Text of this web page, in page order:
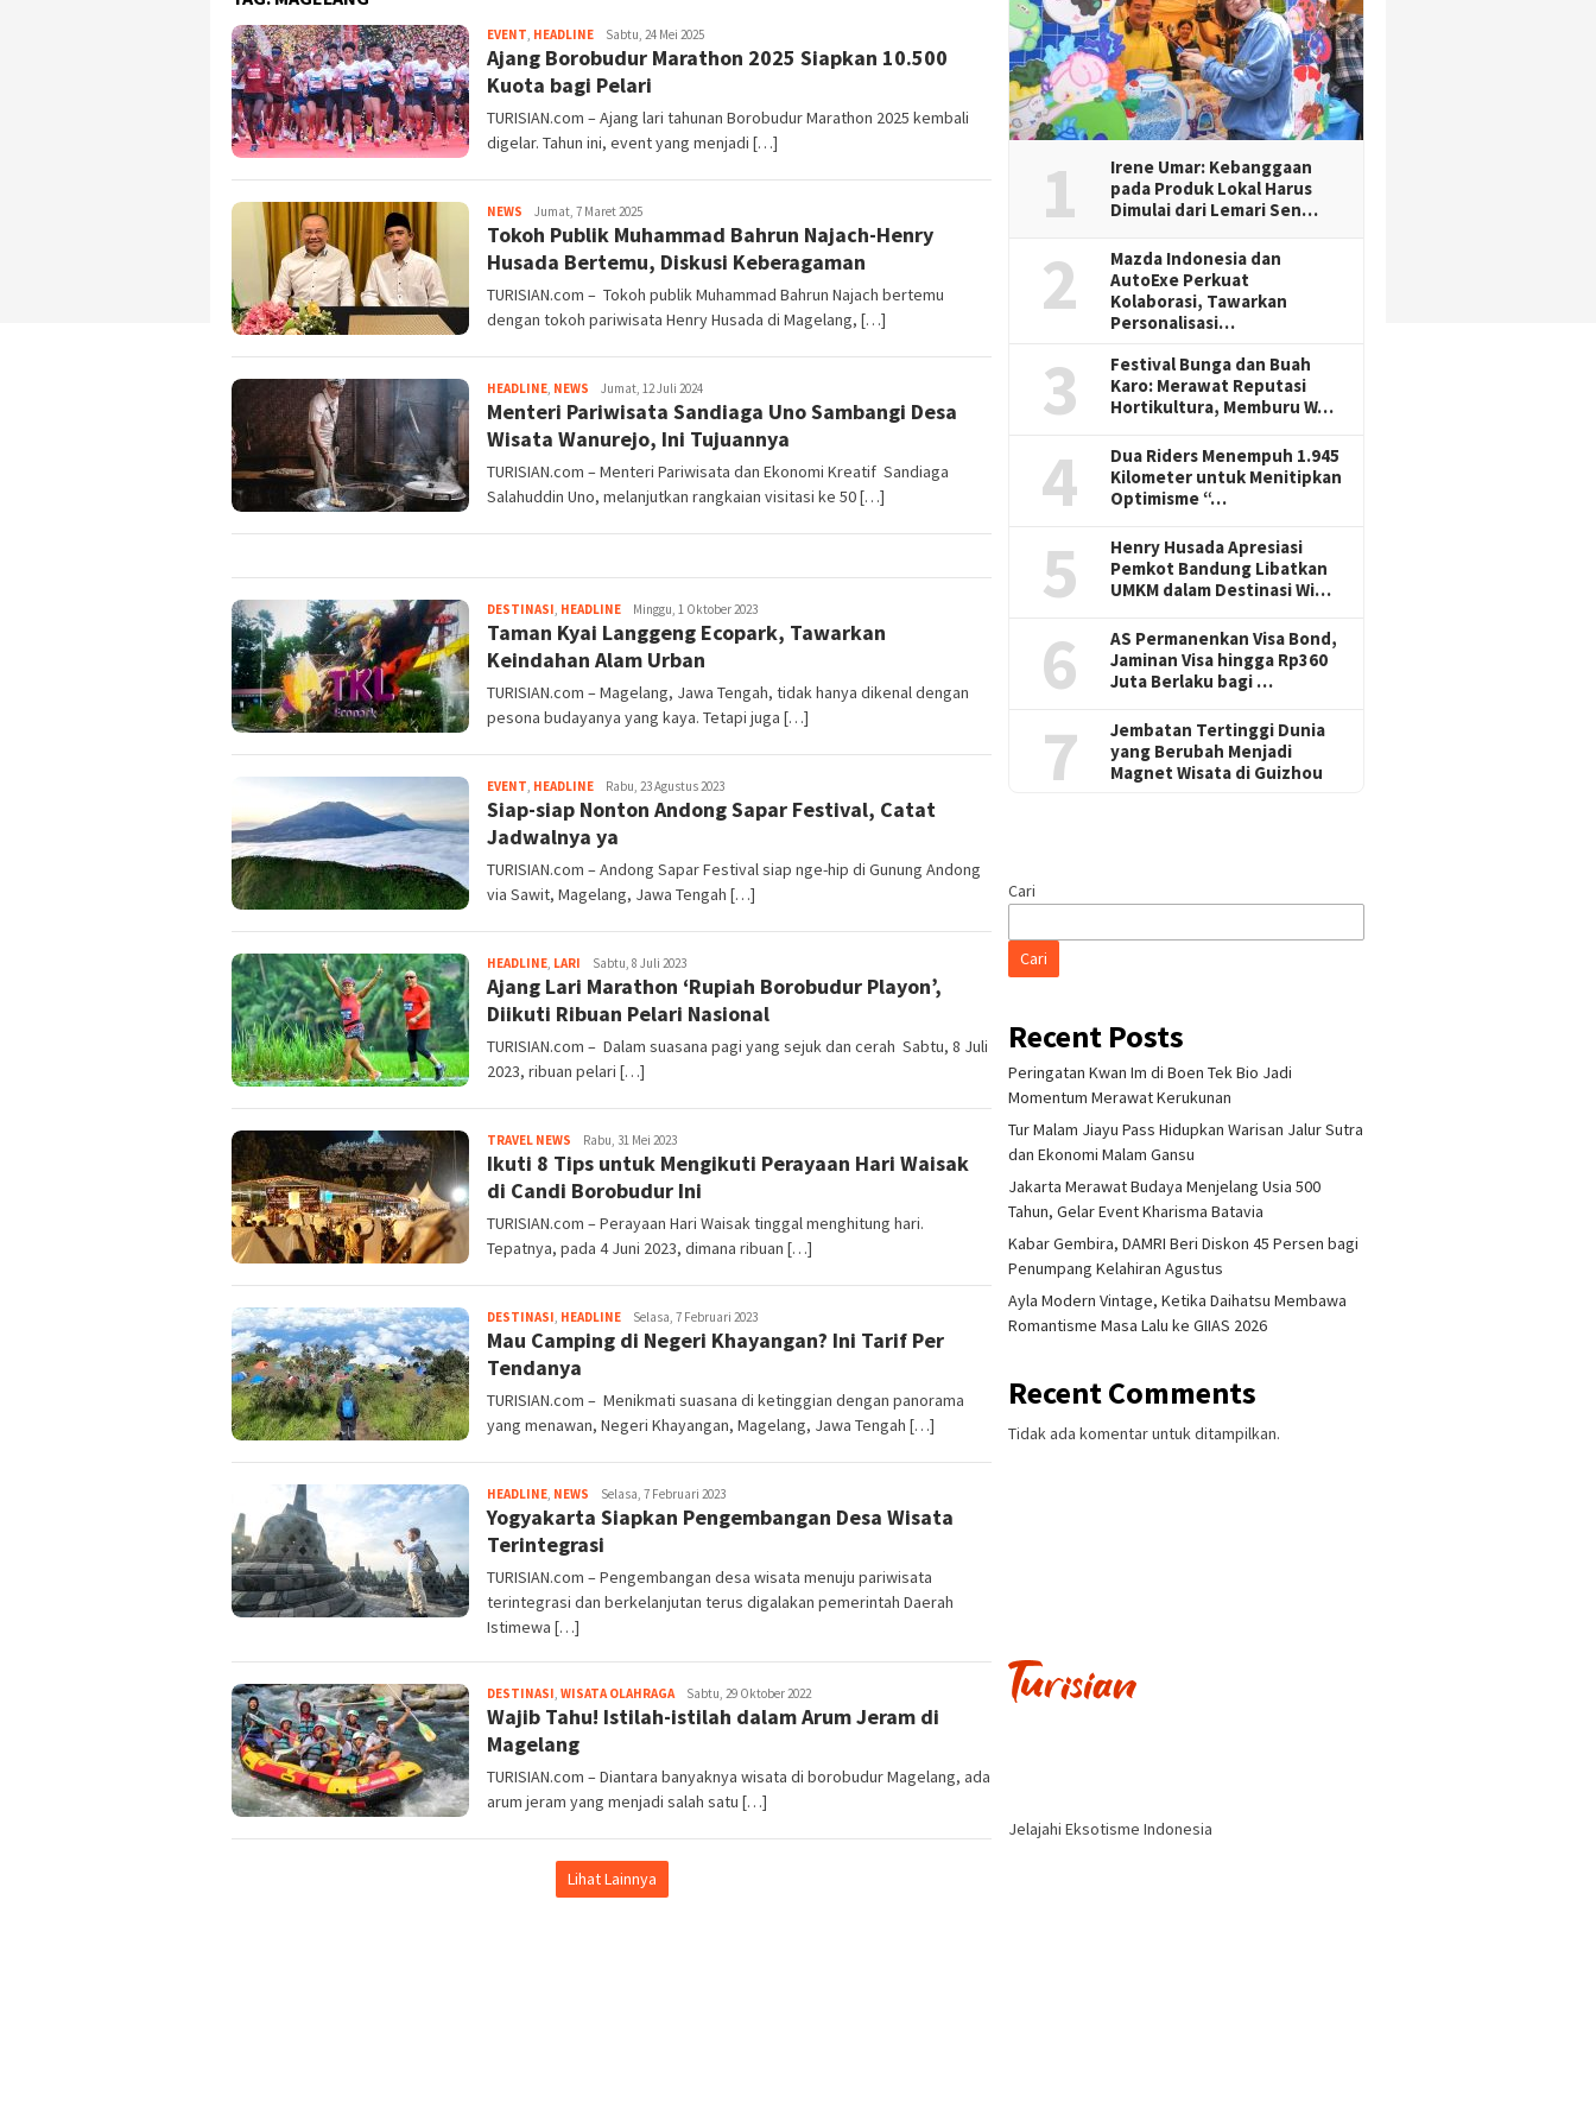
EVENT, HEADLINETim
Redaksi
Sabtu, 24 Mei 2025
Ajang Borobudur Marathon 2025 Siapkan 10.500
Kuota bagi Pelari
TURISIAN.com – Ajang lari tahunan Borobudur Marathon 2025 kembali
digelar. Tahun ini, event yang menjadi […]
NEWS Tim
Redaksi
Jumat, 7 Maret 2025
Tokoh Publik Muhammad Bahrun Najach-Henry
Husada Bertemu, Diskusi Keberagaman
TURISIAN.com – Tokoh publik Muhammad Bahrun Najach bertemu
dengan tokoh pariwisata Henry Husada di Magelang, […]
HEADLINE, NEWS Tim
Redaksi
Jumat, 12 Juli 2024
Menteri Pariwisata Sandiaga Uno Sambangi Desa
Wisata Wanurejo, Ini Tujuannya
TURISIAN.com – Menteri Pariwisata dan Ekonomi Kreatif Sandiaga
Salahuddin Uno, melanjutkan rangkaian visitasi ke 50 […]
DESTINASI, HEADLINETim
Redaksi
Minggu, 1 Oktober 2023
Taman Kyai Langgeng Ecopark, Tawarkan
Keindahan Alam Urban
TURISIAN.com – Magelang, Jawa Tengah, tidak hanya dikenal dengan
pesona budayanya yang kaya. Tetapi juga […]
EVENT, HEADLINETim
Redaksi
Rabu, 23 Agustus 2023
Siap-siap Nonton Andong Sapar Festival, Catat
Jadwalnya ya
TURISIAN.com – Andong Sapar Festival siap nge-hip di Gunung Andong
via Sawit, Magelang, Jawa Tengah […]
HEADLINE, LARI Tim
Redaksi
Sabtu, 8 Juli 2023
Ajang Lari Marathon ‘Rupiah Borobudur Playon’,
Diikuti Ribuan Pelari Nasional
TURISIAN.com – Dalam suasana pagi yang sejuk dan cerah Sabtu, 8 Juli
2023, ribuan pelari […]
TRAVEL NEWS Tim
Redaksi
Rabu, 31 Mei 2023
Ikuti 8 Tips untuk Mengikuti Perayaan Hari Waisak
di Candi Borobudur Ini
TURISIAN.com – Perayaan Hari Waisak tinggal menghitung hari.
Tepatnya, pada 4 Juni 2023, dimana ribuan […]
DESTINASI, HEADLINETim
Redaksi
Selasa, 7 Februari 2023
Mau Camping di Negeri Khayangan? Ini Tarif Per
Tendanya
TURISIAN.com – Menikmati suasana di ketinggian dengan panorama
yang menawan, Negeri Khayangan, Magelang, Jawa Tengah […]
HEADLINE, NEWS Tim
Redaksi
Selasa, 7 Februari 2023
Yogyakarta Siapkan Pengembangan Desa Wisata
Terintegrasi
TURISIAN.com – Pengembangan desa wisata menuju pariwisata
terintegrasi dan berkelanjutan terus digalakan pemerintah Daerah
Istimewa […]
DESTINASI, WISATA OLAHRAGATim
Redaksi
Sabtu, 29 Oktober 2022
Wajib Tahu! Istilah-istilah dalam Arum Jeram di
Magelang
TURISIAN.com – Diantara banyaknya wisata di borobudur Magelang, ada
arum jeram yang menjadi salah satu […]
Lihat Lainnya
1
Irene Umar: Kebanggaan
pada Produk Lokal Harus
Dimulai dari Lemari Sen…
2
Mazda Indonesia dan
AutoExe Perkuat
Kolaborasi, Tawarkan
Personalisasi…
3
Festival Bunga dan Buah
Karo: Merawat Reputasi
Hortikultura, Memburu W…
4
Dua Riders Menempuh 1.945
Kilometer untuk Menitipkan
Optimisme “…
5
Henry Husada Apresiasi
Pemkot Bandung Libatkan
UMKM dalam Destinasi Wi…
6
AS Permanenkan Visa Bond,
Jaminan Visa hingga Rp360
Juta Berlaku bagi …
7
Jembatan Tertinggi Dunia
yang Berubah Menjadi
Magnet Wisata di Guizhou
Cari
Cari
Recent Posts
Peringatan Kwan Im di Boen Tek Bio Jadi
Momentum Merawat Kerukunan
Tur Malam Jiayu Pass Hidupkan Warisan Jalur Sutra
dan Ekonomi Malam Gansu
Jakarta Merawat Budaya Menjelang Usia 500
Tahun, Gelar Event Kharisma Batavia
Kabar Gembira, DAMRI Beri Diskon 45 Persen bagi
Penumpang Kelahiran Agustus
Ayla Modern Vintage, Ketika Daihatsu Membawa
Romantisme Masa Lalu ke GIIAS 2026
Recent Comments
Tidak ada komentar untuk ditampilkan.
Jelajahi Eksotisme Indonesia